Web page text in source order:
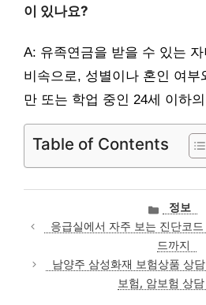
이 있나요?
A: 유족연금을 받을 수 있는 자
비속으로, 성별이나 혼인 여부
만 또는 학업 중인 24세 이하
Table of Contents
카
테
고
리
정보
응급실에서 자주 보는 진단코
드까지
남양주 삼성화재 보험상품 상
보험, 암보험 상담